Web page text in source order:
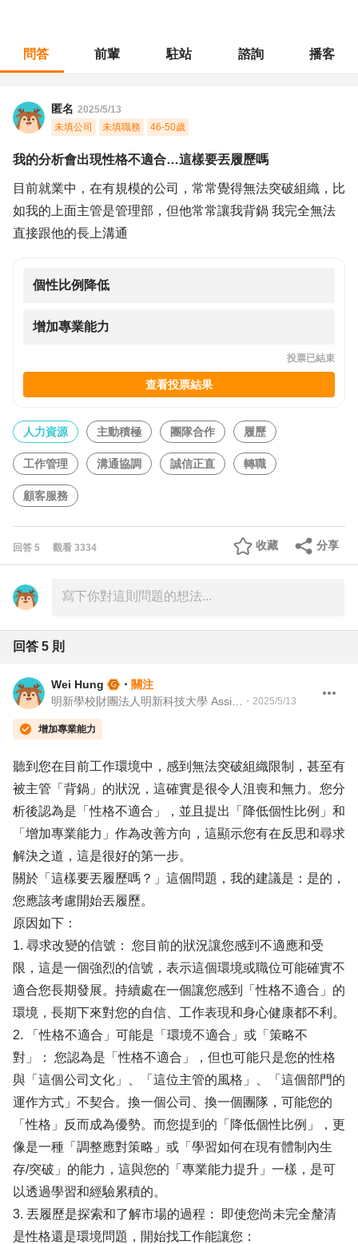
問答 前輩 駐站 諮詢 播客
匿名 2025/5/13
未填公司
未填職務 46-50歲
我的分析會出現性格不適合…這樣要丟履歷嗎
目前就業中，在有規模的公司，常常覺得無法突破組織，比
如我的上面主管是管理部，但他常常讓我背鍋 我完全無法
直接跟他的長上溝通
個性比例降低
增加專業能力
投票已結束
查看投票結果
人力資源 主動積極 團隊合作 履歷
工作管理 溝通協調 誠信正直 轉職
顧客服務
回答 5 觀看 3334 分享
收藏
回答 5 則
Wei Hung ・ 關注
・ 2025/5/13
增加專業能力
聽到您在目前工作環境中，感到無法突破組織限制，甚至有
被主管「背鍋」的狀況，這確實是很令人沮喪和無力。您分
析後認為是「性格不適合」，並且提出「降低個性比例」和
「增加專業能力」作為改善方向，這顯示您有在反思和尋求
解決之道，這是很好的第一步。
關於「這樣要丟履歷嗎？」這個問題，我的建議是：是的，
您應該考慮開始丟履歷。
原因如下：
1. 尋求改變的信號： 您目前的狀況讓您感到不適應和受
限，這是一個強烈的信號，表示這個環境或職位可能確實不
適合您長期發展。持續處在一個讓您感到「性格不適合」的
環境，長期下來對您的自信、工作表現和身心健康都不利。
2. 「性格不適合」可能是「環境不適合」或「策略不
對」： 您認為是「性格不適合」，但也可能只是您的性格
與「這個公司文化」、「這位主管的風格」、「這個部門的
運作方式」不契合。換一個公司、換一個團隊，可能您的
「性格」反而成為優勢。而您提到的「降低個性比例」，更
像是一種「調整應對策略」或「學習如何在現有體制內生
存/突破」的能力，這與您的「專業能力提升」一樣，是可
以透過學習和經驗累積的。
3. 丟履歷是探索和了解市場的過程： 即使您尚未完全釐清
是性格還是環境問題，開始找工作能讓您：